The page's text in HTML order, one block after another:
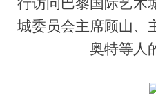
行访问巴黎国际艺术
城委员会主席顾山、
奥特等人